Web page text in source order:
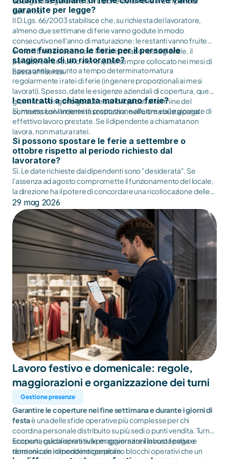
dell'anno.
garantite per legge?
Il D.Lgs. 66/2003 stabilisce che, su richiesta del lavoratore,
almeno due settimane di ferie vanno godute in modo
consecutivo nell'anno di maturazione; le restanti vanno fruite
entro i 18 mesi successivi. Nella ristorazione stagionale, il
periodo consecutivo viene quasi sempre collocato nei mesi di
bassa affluenza.
Come funzionano le ferie per il personale
stagionale di un ristorante?
Il personale assunto a tempo determinato matura
regolarmente i ratei di ferie (in genere proporzionali ai mesi
lavorati). Spesso, date le esigenze aziendali di copertura, questi
giorni non vengono goduti e sono liquidati al termine del
contratto con l'indennità sostitutiva, nell'ultima busta paga..
I contratti a chiamata maturano ferie?
Sì, ma esclusivamente in proporzione alle ore e alle giornate di
effettivo lavoro prestate. Se il dipendente a chiamata non
lavora, non matura ratei.
Si possono spostare le ferie a settembre o
ottobre rispetto al periodo richiesto dal
lavoratore?
Sì. Le date richieste dai dipendenti sono "desiderata". Se
l'assenza ad agosto compromette il funzionamento del locale,
la direzione ha il potere di concordare una ricollocazione delle
ferie in autunno, motivando la decisione con criteri di oggettiva
necessità operativa.
29 mag 2026
Lavoro festivo e domenicale: regole,
maggiorazioni e organizzazione dei turni
Gestione presenze
Garantire le coperture nei fine settimana e durante i giorni di
festaè una delle sfide operative più complesse per chi
coordina personale distribuito su più sedi o punti vendita. Turni
scoperti, calcoli errati sulle maggiorazioni in busta paga e
tensioni con i dipendenti generano blocchi operativi che un
Ecco una guida operativa per governare il lavoro festivo e
domenicale in modo ineccepibile.